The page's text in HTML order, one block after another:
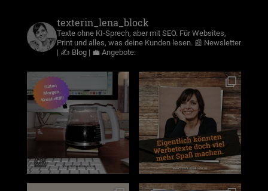
texterin_lena_block
Texte ohne KI-Sprech, aber mit SEO. Für Websites,
Print und alles, was deine Kunden lesen.📰 Newsletter
| ✍️ Blog | 💼 Angebote: